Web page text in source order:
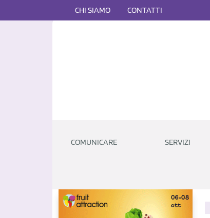
CHI SIAMO CONTATTI
COMUNICARE SERVIZI